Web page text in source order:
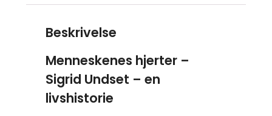
Beskrivelse
Menneskenes hjerter –
Sigrid Undset – en
livshistorie